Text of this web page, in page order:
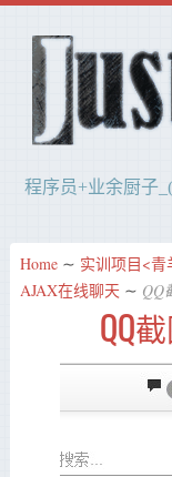
程序员+业余厨子
Home ∼ 实训项目<
AJAX在线聊天 ∼ QQ
QQ